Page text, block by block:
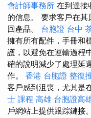
會計師事務所 在到達接
的信息。 要求客戶在
回產品。 台胞證 台中
擁有所有配件，手冊和
護，以避免在運輸過程
確的說明減少了處理延
作。 香港 台胞證 整復
客戶感到沮喪，尤其是
士 課程 高雄 台胞證高
戶網站上提供跟踪鏈接